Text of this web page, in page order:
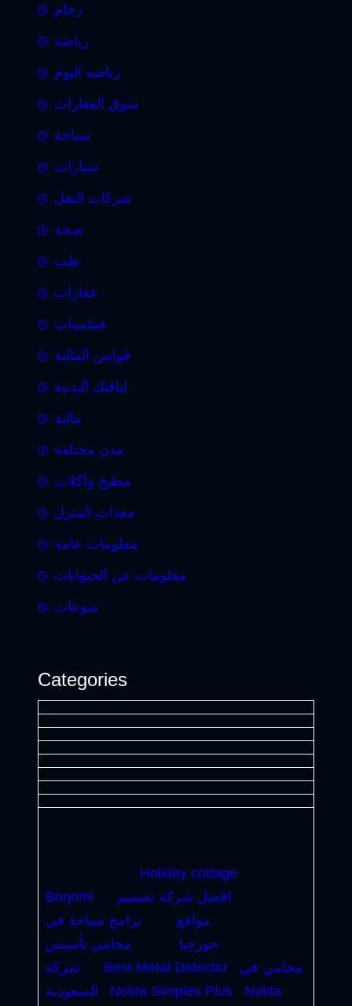
رخام
رياضة
رياضه اليوم
سوق العقارات
سياحة
سيارات
شركات النقل
صحة
طب
عقارات
فيتامينات
قوانين المالية
لياقتك البدنية
مالية
مدن مختلفة
مطبخ وأكلات
معدات المنزل
معلومات عامة
معلومات عن الحيوانات
منوعات
Categories
Holiday cottage
Borjomi
افضل شركة تصميم
مواقع
برامج سياحة في
جورجيا
محامي تأسيس
شركة
Best Metal Detector
محامي في
السعودية
Nokta Simplex Plus
Nokta